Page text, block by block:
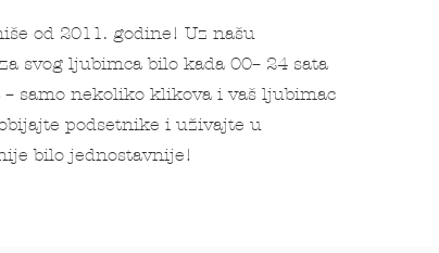
od 2011. godine! Uz našu
svog ljubimca bilo kada 00– 24 sata
samo nekoliko klikova i vaš ljubimac
podsetnike i uživajte u
bilo jednostavnije!